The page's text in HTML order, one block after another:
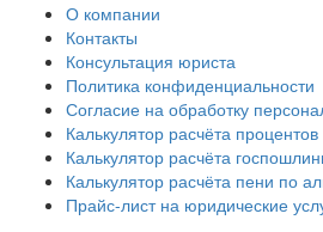
О компании
Контакты
Консультация юриста
Политика конфиденциальности
Согласие на обработку
Калькулятор расчёта
Калькулятор расчёта
Калькулятор расчёта пени по
Прайс-лист на юридические